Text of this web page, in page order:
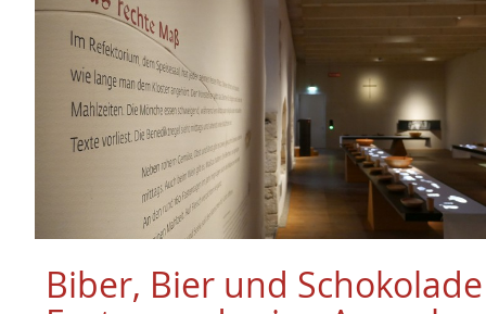
Biber, Bier und